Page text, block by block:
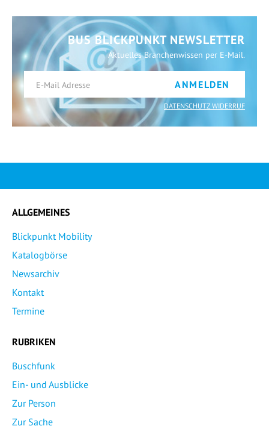
BUS BLICKPUNKT NEWSLETTER
Aktuelles Branchenwissen per E-Mail.
ANMELDEN
DATENSCHUTZ WIDERRUF
ALLGEMEINES
Blickpunkt Mobility
Katalogbörse
Newsarchiv
Kontakt
Termine
RUBRIKEN
Buschfunk
Ein- und Ausblicke
Zur Person
Zur Sache